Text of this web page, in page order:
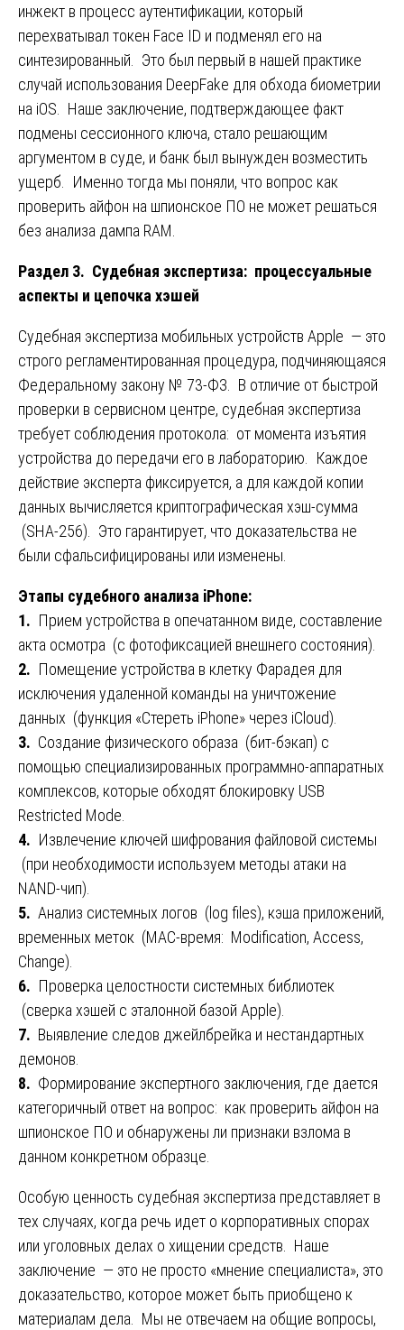
инжект в процесс аутентификации, который
перехватывал токен Face ID и подменял его на
синтезированный. Это был первый в нашей практике
случай использования DeepFake для обхода биометрии
на iOS. Наше заключение, подтверждающее факт
подмены сессионного ключа, стало решающим
аргументом в суде, и банк был вынужден возместить
ущерб. Именно тогда мы поняли, что вопрос как
проверить айфон на шпионское ПО не может решаться
без анализа дампа RAM.
Раздел 3. Судебная экспертиза: процессуальные
аспекты и цепочка хэшей
Судебная экспертиза мобильных устройств Apple — это
строго регламентированная процедура, подчиняющаяся
Федеральному закону № 73-ФЗ. В отличие от быстрой
проверки в сервисном центре, судебная экспертиза
требует соблюдения протокола: от момента изъятия
устройства до передачи его в лабораторию. Каждое
действие эксперта фиксируется, а для каждой копии
данных вычисляется криптографическая хэш-сумма
(SHA-256). Это гарантирует, что доказательства не
были сфальсифицированы или изменены.
Этапы судебного анализа iPhone:
1. Прием устройства в опечатанном виде, составление
акта осмотра (с фотофиксацией внешнего состояния).
2. Помещение устройства в клетку Фарадея для
исключения удаленной команды на уничтожение
данных (функция «Стереть iPhone» через iCloud).
3. Создание физического образа (бит-бэкап) с
помощью специализированных программно-аппаратных
комплексов, которые обходят блокировку USB
Restricted Mode.
4. Извлечение ключей шифрования файловой системы
(при необходимости используем методы атаки на
NAND-чип).
5. Анализ системных логов (log files), кэша приложений,
временных меток (MAC-время: Modification, Access,
Change).
6. Проверка целостности системных библиотек
(сверка хэшей с эталонной базой Apple).
7. Выявление следов джейлбрейка и нестандартных
демонов.
8. Формирование экспертного заключения, где дается
категоричный ответ на вопрос: как проверить айфон на
шпионское ПО и обнаружены ли признаки взлома в
данном конкретном образце.
Особую ценность судебная экспертиза представляет в
тех случаях, когда речь идет о корпоративных спорах
или уголовных делах о хищении средств. Наше
заключение — это не просто «мнение специалиста», это
доказательство, которое может быть приобщено к
материалам дела. Мы не отвечаем на общие вопросы,